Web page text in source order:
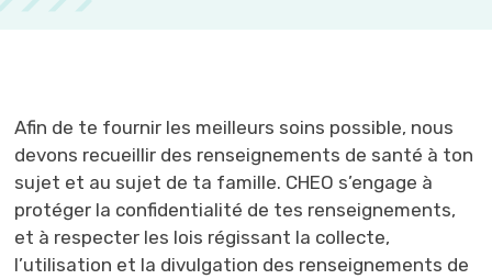
Afin de te fournir les meilleurs soins possible, nous
devons recueillir des renseignements de santé à ton
sujet et au sujet de ta famille. CHEO s’engage à
protéger la confidentialité de tes renseignements,
et à respecter les lois régissant la collecte,
l’utilisation et la divulgation des renseignements de